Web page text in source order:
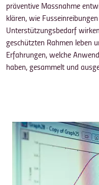
präventive Massnahme
klären, wie
Unterstützungsbedarf
geschützten Rahmen leben
Erfahrungen, welche
haben, gesammelt und